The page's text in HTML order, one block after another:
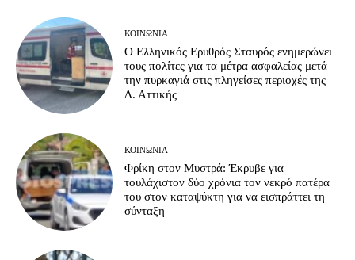
ΚΟΙΝΩΝΊΑ
Ο Ελληνικός Ερυθρός Σταυρός ενημερώνει
τους πολίτες για τα μέτρα ασφαλείας μετά
την πυρκαγιά στις πληγείσες περιοχές της
Δ. Αττικής
ΚΟΙΝΩΝΊΑ
Φρίκη στον Μυστρά: Έκρυβε για
τουλάχιστον δύο χρόνια τον νεκρό πατέρα
του στον καταψύκτη για να εισπράττει τη
σύνταξη